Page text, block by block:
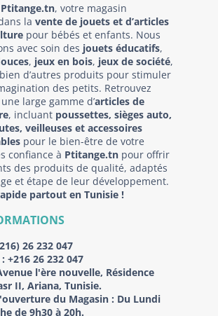
Ptitange.tn, votre magasin
la vente de jouets et d’articles
pour bébés et enfants. Nous
avec soin des jouets éducatifs,
, jeux en bois, jeux de société,
d’autres produits pour stimuler
des petits. Retrouvez
large gamme d’articles de
, incluant poussettes, sièges auto,
veilleuses et accessoires
pour le bien-être de votre
confiance à Ptitange.tn pour offrir
des produits de qualité, adaptés
et étape de leur développement.
partout en Tunisie !
26 232 047
+216 26 232 047
l'ère nouvelle, Résidence
II, Ariana, Tunisie.
du Magasin : Du Lundi
de 9h30 à 20h.